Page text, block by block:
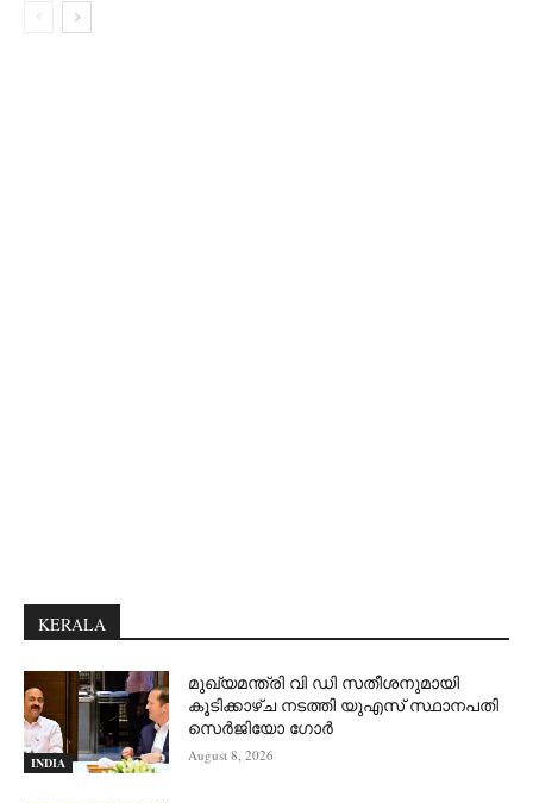
KERALA
INDIA
മുഖ്യമന്ത്രി വി ഡി സതീശനുമായി
കൂടിക്കാഴ്ച നടത്തി യുഎസ് സ്ഥാനപതി
സെര്‍ജിയോ ഗോര്‍
August 8, 2026